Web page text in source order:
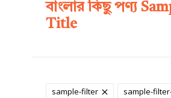
বাংলার কিছু পণ্য
Title
sample-filter
sample-